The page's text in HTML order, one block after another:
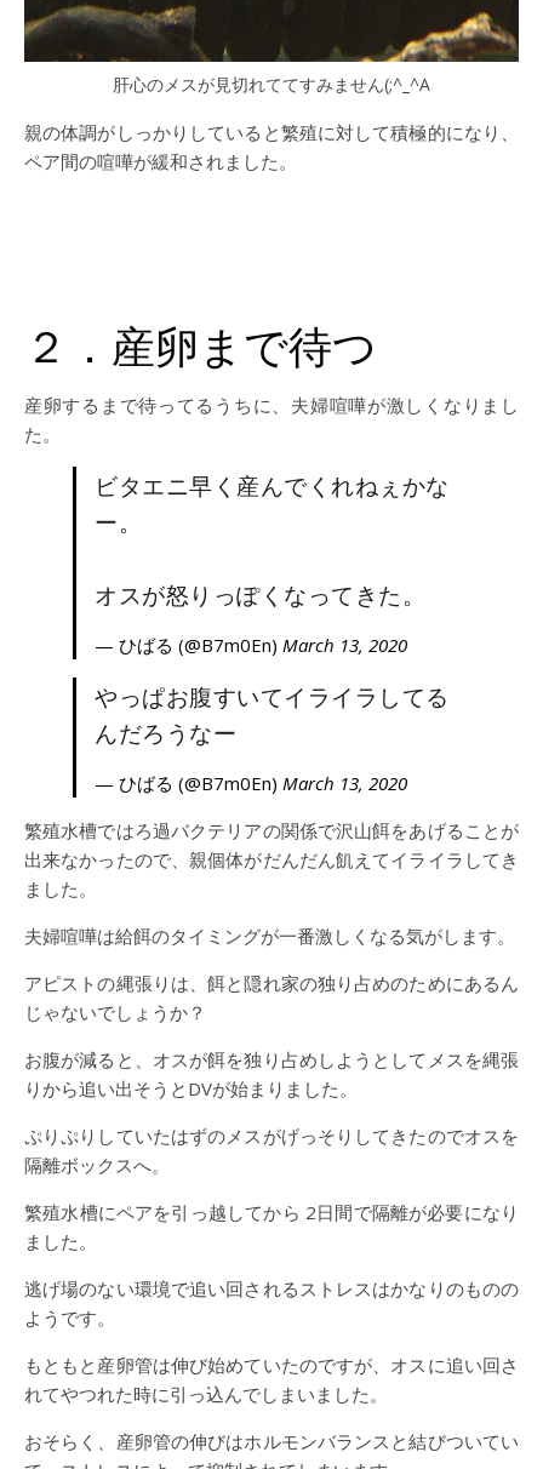
肝心のメスが見切れててすみません(;^_^A
親の体調がしっかりしていると繁殖に対して積極的になり、
ペア間の喧嘩が緩和されました。
２．産卵まで待つ
産卵するまで待ってるうちに、夫婦喧嘩が激しくなりまし
た。
ビタエニ早く産んでくれねぇかな
ー。
オスが怒りっぽくなってきた。
— ひばる (@B7m0En) March 13, 2020
やっぱお腹すいてイライラしてる
んだろうなー
— ひばる (@B7m0En) March 13, 2020
繁殖水槽ではろ過バクテリアの関係で沢山餌をあげることが
出来なかったので、親個体がだんだん飢えてイライラしてき
ました。
夫婦喧嘩は給餌のタイミングが一番激しくなる気がします。
アピストの縄張りは、餌と隠れ家の独り占めのためにあるん
じゃないでしょうか？
お腹が減ると、オスが餌を独り占めしようとしてメスを縄張
りから追い出そうとDVが始まりました。
ぷりぷりしていたはずのメスがげっそりしてきたのでオスを
隔離ボックスへ。
繁殖水槽にペアを引っ越してから 2日間で隔離が必要になり
ました。
逃げ場のない環境で追い回されるストレスはかなりのものの
ようです。
もともと産卵管は伸び始めていたのですが、オスに追い回さ
れてやつれた時に引っ込んでしまいました。
おそらく、産卵管の伸びはホルモンバランスと結びついてい